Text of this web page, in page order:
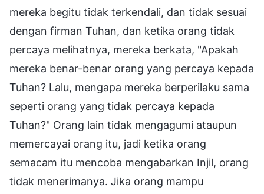
mereka begitu tidak terkendali, dan tidak sesuai
dengan firman Tuhan, dan ketika orang tidak
percaya melihatnya, mereka berkata, "Apakah
mereka benar-benar orang yang percaya kepada
Tuhan? Lalu, mengapa mereka berperilaku sama
seperti orang yang tidak percaya kepada
Tuhan?" Orang lain tidak mengagumi ataupun
memercayai orang itu, jadi ketika orang
semacam itu mencoba mengabarkan Injil, orang
tidak menerimanya. Jika orang mampu